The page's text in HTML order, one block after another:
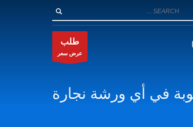
طلب
عرض سعر
في أي ورشة نجارة